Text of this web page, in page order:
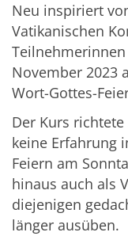
Neu inspiriert
Vatikanischen
November 2023
Wort-Gottes-
Der Kurs
keine Erfahrung
Feiern am
hinaus auch als
diejenigen
länger ausüben.